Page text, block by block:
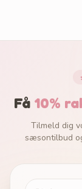
Få 10%
Tilmeld dig
sæsontilbud